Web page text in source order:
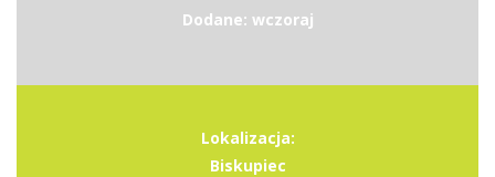
Dodane: wczoraj
Lokalizacja:
Biskupiec